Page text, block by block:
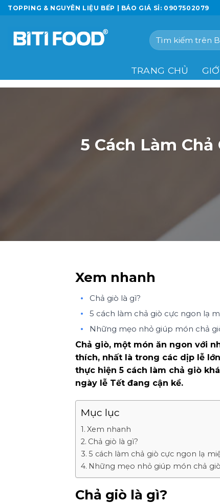
Chuyển
đến
dung
TOPPING & NGUYÊN LIỆU BẾP | BÁO GIÁ SỈ: 0907502079
Tìm
kiếm:
TRANG CHỦ
5 Cách Làm
Xem nhanh
Chả giò là gì?
5 cách làm chả giò cực ngon lạ
Những mẹo nhỏ giúp món chả
Chả giò, một món ăn ngon với
thích, nhất là trong các dịp lễ
thực hiện 5 cách làm chả giò
ngày lễ Tết đang cận kề.
Mục lục
Xem nhanh
Chả giò là gì?
5 cách làm chả giò cực ngon lạ
Những mẹo nhỏ giúp món chả
Chả giò là gì?